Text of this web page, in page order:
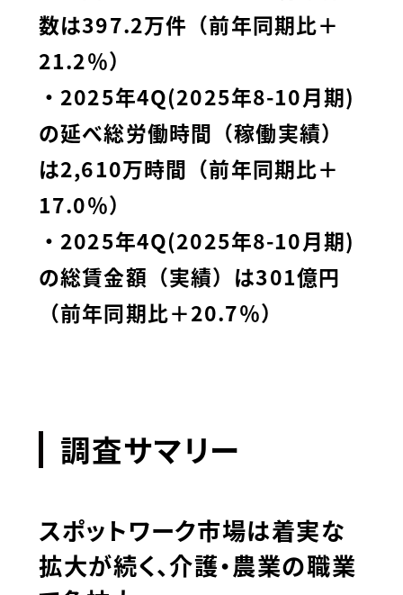
数は397.2万件（前年同期比＋
21.2％）
・2025年4Q(2025年8-10月期)
の延べ総労働時間（稼働実績）
は2,610万時間（前年同期比＋
17.0％）
・2025年4Q(2025年8-10月期)
の総賃金額（実績）は301億円
（前年同期比＋20.7％）
調査サマリー
スポットワーク市場は着実な
拡大が続く、介護・農業の職業